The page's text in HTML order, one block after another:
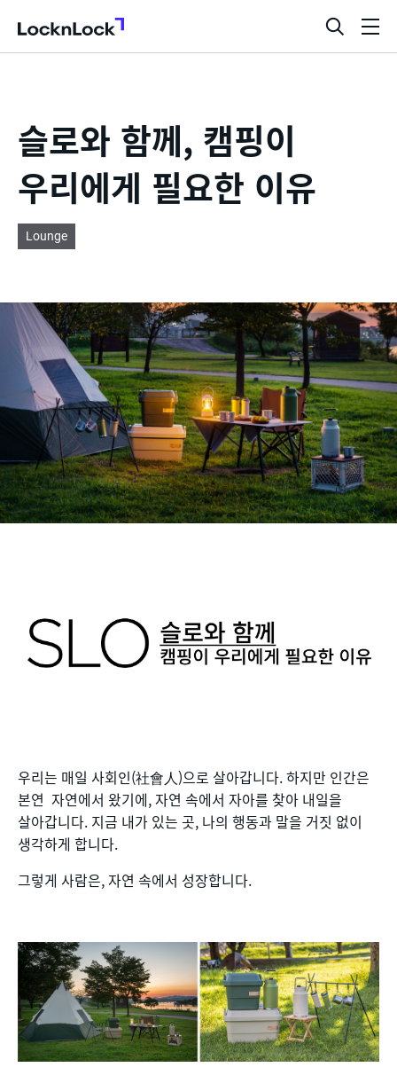
LocknLock
검
색
슬로와 함께, 캠핑이
우리에게 필요한 이유
Lounge
우리는 매일 사회인(社會人)으로 살아갑니다. 하지만 인간은
본연 자연에서 왔기에, 자연 속에서 자아를 찾아 내일을
살아갑니다. 지금 내가 있는 곳, 나의 행동과 말을 거짓 없이
생각하게 합니다.
그렇게 사람은, 자연 속에서 성장합니다.